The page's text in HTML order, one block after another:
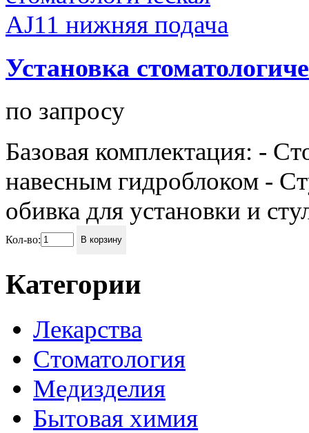
Установка
по запросу
Базовая комплектация: -
навесным гидроблоком -
обивка для установки и
Кол-во: В корзину
Категории
Лекарства
Стоматология
Медизделия
Бытовая химия